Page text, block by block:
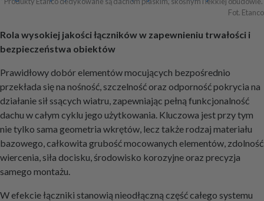
Fot. Etanco
Rola wysokiej jakości łączników w zapewnieniu trwałości i
bezpieczeństwa obiektów
Prawidłowy dobór elementów mocujących bezpośrednio
przekłada się na nośność, szczelność oraz odporność pokrycia na
działanie sił ssących wiatru, zapewniając pełną funkcjonalność
dachu w całym cyklu jego użytkowania. Kluczowa jest przy tym
nie tylko sama geometria wkrętów, lecz także rodzaj materiału
bazowego, całkowita grubość mocowanych elementów, zdolność
wiercenia, siła docisku, środowisko korozyjne oraz precyzja
samego montażu.
W efekcie łączniki stanowią nieodłączną część całego systemu